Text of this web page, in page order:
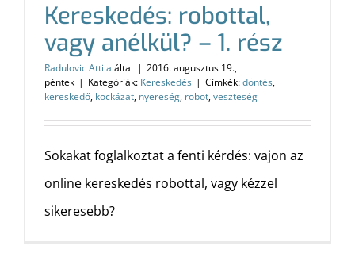
Kereskedés: robottal,
vagy anélkül? – 1. rész
Radulovic Attila által | 2016. augusztus 19.,
péntek | Kategóriák: Kereskedés | Címkék:döntés,
kereskedő, kockázat, nyereség, robot,veszteség
Sokakat foglalkoztat a fenti kérdés: vajon az
online kereskedés robottal, vagy kézzel
sikeresebb?